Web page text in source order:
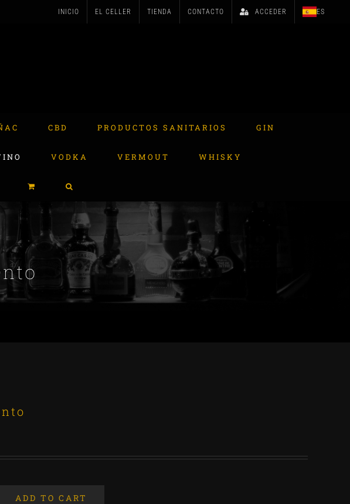
INICIO EL CELLER TIENDA CONTACTO ACCEDER ES
CBD PRODUCTOS SANITARIOS GIN
VODKA VERMOUT WHISKY
ADD TO CART